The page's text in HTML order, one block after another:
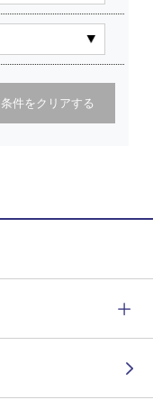
条件をクリアする